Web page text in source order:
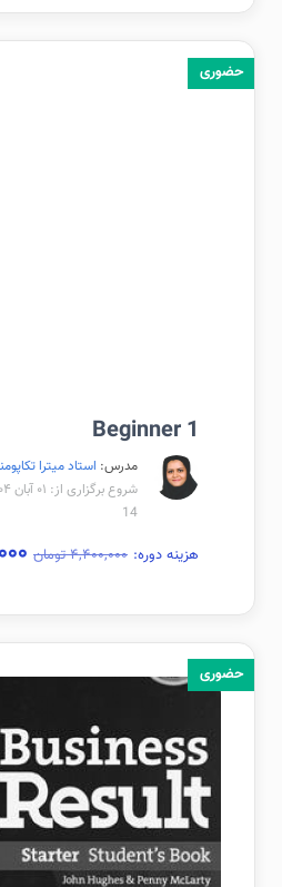
حضوری
Beginner 1
مدرس: استاد میترا
شروع برگزاری از: ۰۱ آبان ۱۴۰۴
14
هزینه دوره: ۴,۴۰۰,۰۰۰ تومان
حضوری